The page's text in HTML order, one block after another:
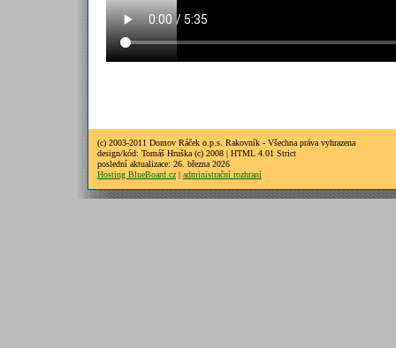
(c) 2003-2011 Domov Ráček o.p.s. Rakovník - Všechna práva vyhrazena
design/kód: Tomáš Hruška (c) 2008 | HTML 4.01 Strict
poslední aktualizace: 26. března 2026
Hosting BlueBoard.cz | administrační rozhraní